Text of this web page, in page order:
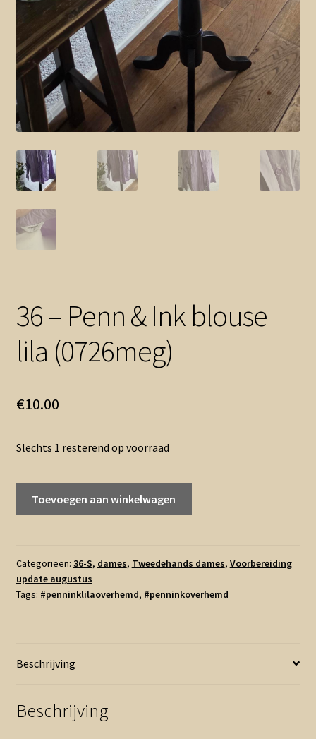
36 – Penn & Ink blouse
lila (0726meg)
€10.00
Slechts 1 resterend op voorraad
Ink
blouse
lila
Toevoegen aan winkelwagen
Categorieën: 36-S, dames, Tweedehands dames, Voorbereiding
update augustus
Tags: #penninklilaoverhemd, #penninkoverhemd
Beschrijving
Beschrijving